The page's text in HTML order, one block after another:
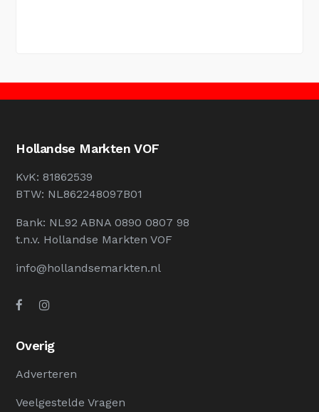
Hollandse Markten VOF
KvK: 81862539
BTW: NL862248097B01
Bank: NL92 ABNA 0890 0807 98
t.n.v. Hollandse Markten VOF
info@hollandsemarkten.nl
Overig
Adverteren
Veelgestelde Vragen